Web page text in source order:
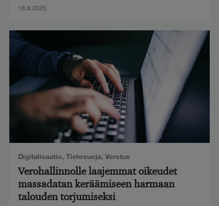
18.8.2025
Digitalisaatio, Tietosuoja, Verotus
Verohallinnolle laajemmat oikeudet
massadatan keräämiseen harmaan
talouden torjumiseksi